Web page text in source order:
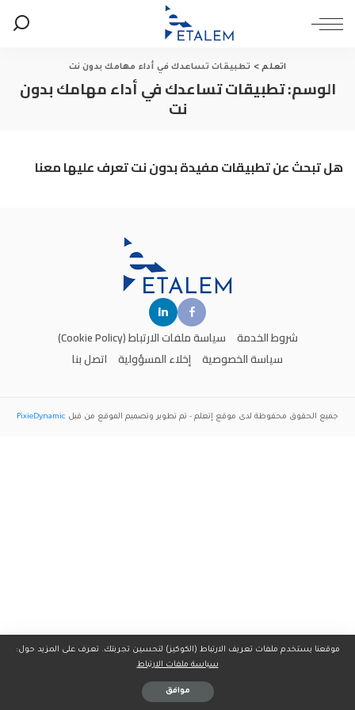
اتعلم> تطبيقات تساعدك في أداء مهامك بدون نت
الوسم:تطبيقات تساعدك في أداء مهامك بدون
نت
هل تبحث عن تطبيقات مفيدة بدون نت تعرف عليها معنا
شروط الخدمة سياسة ملفات الارتباط (Cookie Policy)
سياسة الخصوصية إخلاء المسؤولية اتصل بنا
جميع الحقوق محفوظة لدى موقع إتعلم - تم تطوير وتصميم الموقع من قبل PixieDynamic
موقعنا يستخدم ملفات تعريف الارتباط (الكوكيز) لتحسين تجربتك. تعرف على المزيد حول:
سياسة ملفات الارتباط
موافق